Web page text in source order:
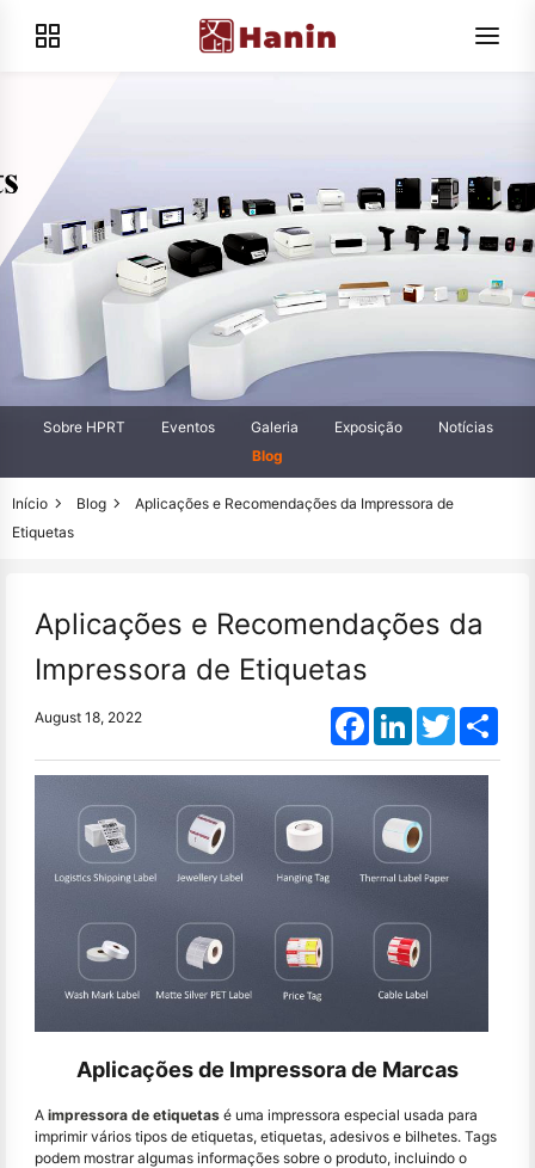
Sobre HPRT Eventos Galeria Exposição
Notícias
Blog
Início Blog
Aplicações e Recomendações da Impressora de
Etiquetas
Aplicações e Recomendações da
Impressora de Etiquetas
August 18, 2022 FacebookLinkedInTwitter
Aplicações de Impressora de Marcas
A impressora de etiquetas é uma impressora especial usada para
imprimir vários tipos de etiquetas, etiquetas, adesivos e bilhetes. Tags
podem mostrar algumas informações sobre o produto, incluindo o